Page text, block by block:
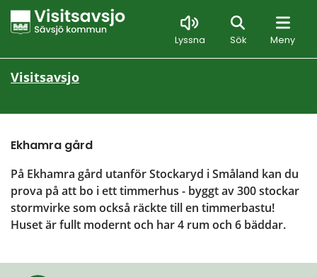
Lyssna Sök Meny
Sök
Visitsavsjo
Ekhamra gård
På Ekhamra gård utanför Stockaryd i Småland kan du
prova på att bo i ett timmerhus - byggt av 300 stockar
stormvirke som också räckte till en timmerbastu!
Huset är fullt modernt och har 4 rum och 6 bäddar.